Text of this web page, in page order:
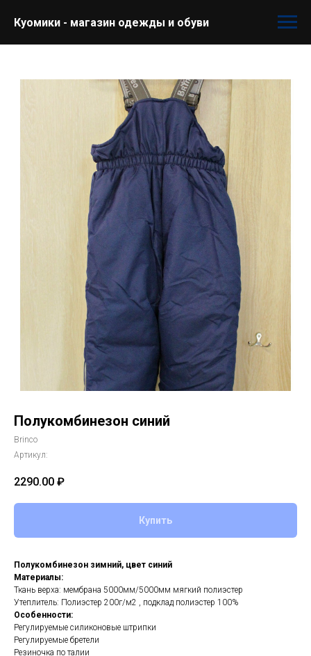
Куомики - магазин одежды и обуви
Полукомбинезон синий
Brinco
Артикул:
2290.00 ₽
Купить
Полукомбинезон зимний, цвет синий
Материалы:
Ткань верха: мембрана 5000мм/5000мм мягкий полиэстер
Утеплитель: Полиэстер 200г/м2 , подклад полиэстер 100%
Особенности:
Регулируемые силиконовые штрипки
Регулируемые бретели
Резиночка по талии